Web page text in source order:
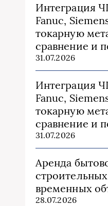
Интеграция
Fanuc,
токарную
сравнение и
31.07.2026
Интеграция
Fanuc,
токарную
сравнение и
31.07.2026
Аренда
временных
28.07.2026